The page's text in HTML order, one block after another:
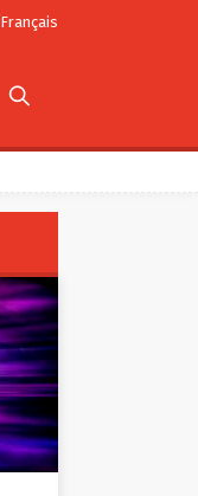
Français
